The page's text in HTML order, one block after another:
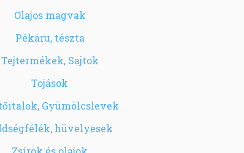
Olajos magvak
Pékáru, tészta
Tejtermékek, Sajtok
Tojások
Gyümölcslevek
hüvelyesek